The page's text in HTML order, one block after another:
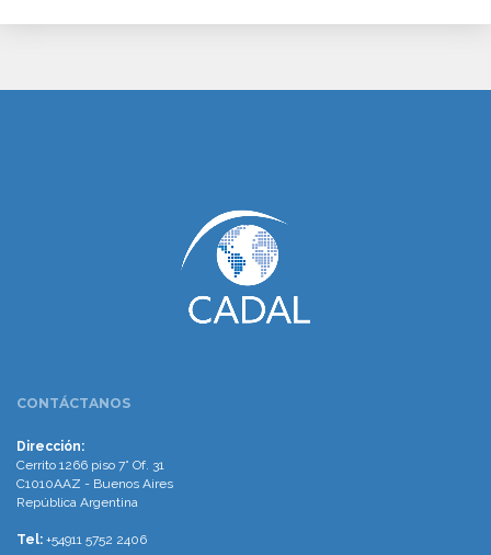
CONTÁCTANOS
Dirección:
Cerrito 1266 piso 7° Of. 31
C1010AAZ - Buenos Aires
República Argentina
Tel: +54911 5752 2406